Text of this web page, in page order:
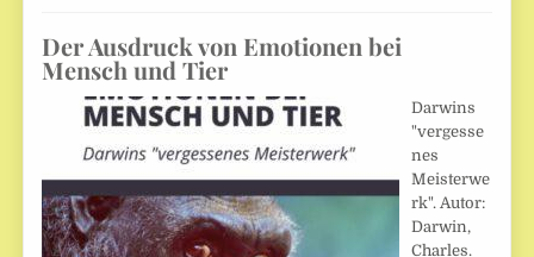
Der Ausdruck von Emotionen bei
Mensch und Tier
Darwins
"vergesse
nes
Meisterwe
rk". Autor:
Darwin,
Charles.